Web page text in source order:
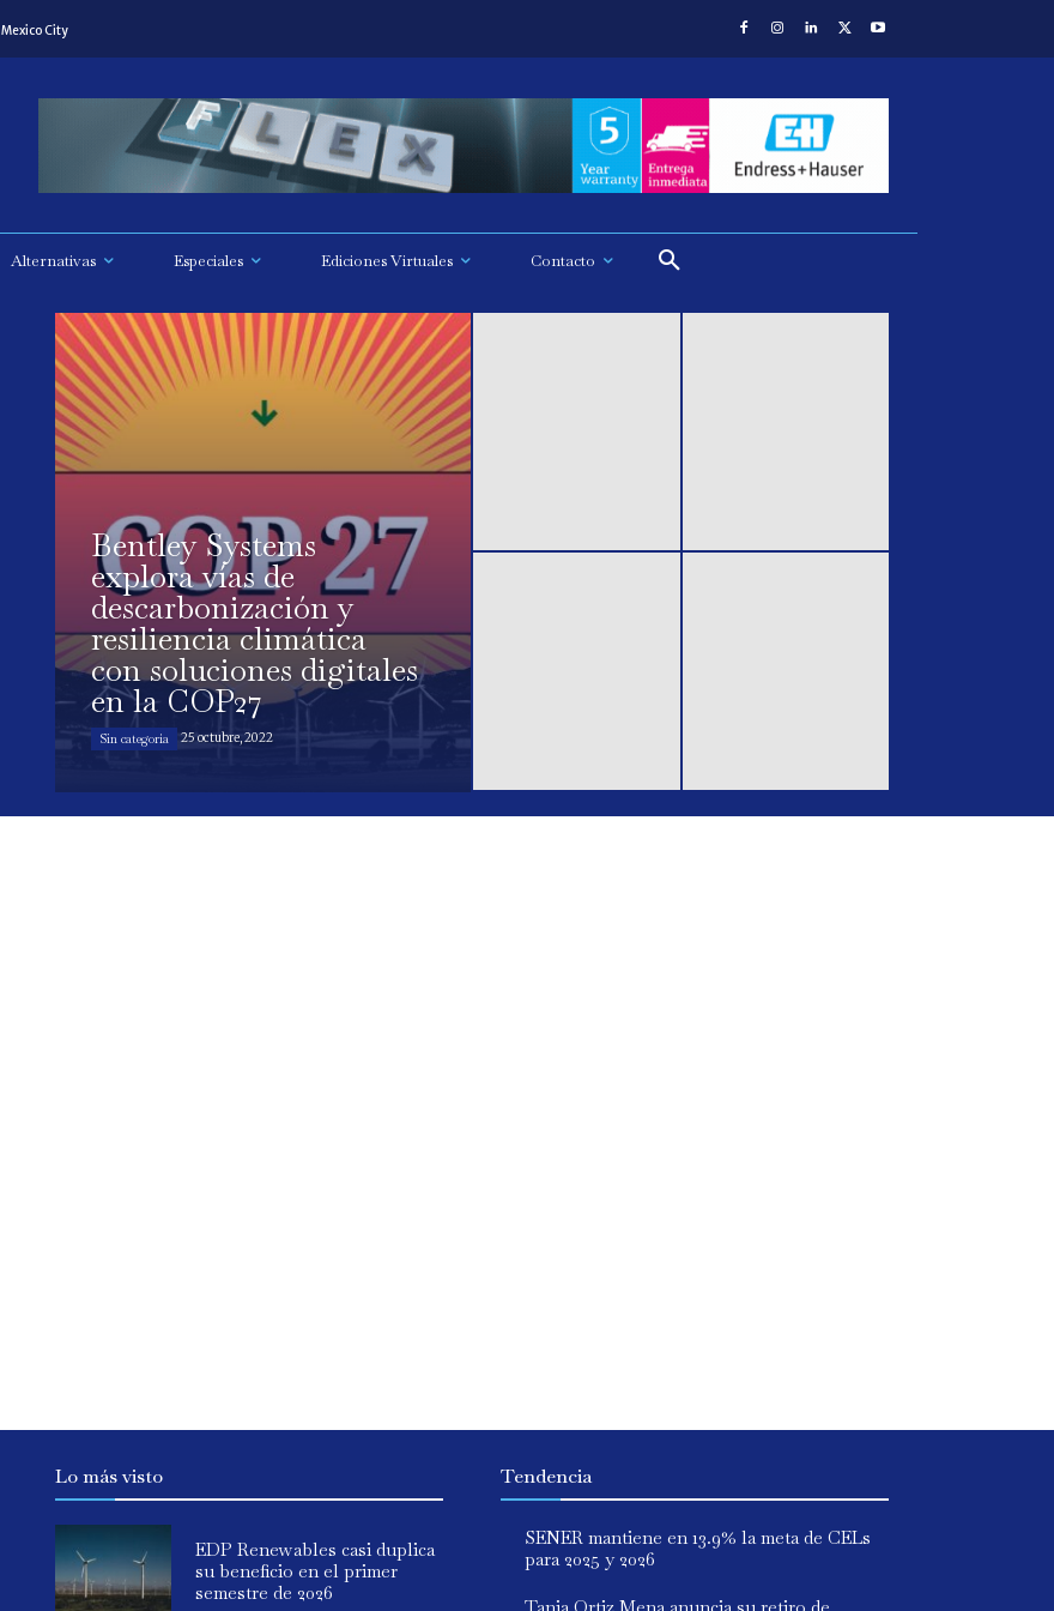
Mexico City
Alternativas Especiales Ediciones Virtuales Contacto
Bentley Systems
explora vías de
descarbonización y
resiliencia climática
con soluciones digitales
en la COP27
Sin categoría 25 octubre, 2022
Lo más visto
EDP Renewables casi duplica
su beneficio en el primer
semestre de 2026
Tendencia
SENER mantiene en 13.9% la meta de CELs
para 2025 y 2026